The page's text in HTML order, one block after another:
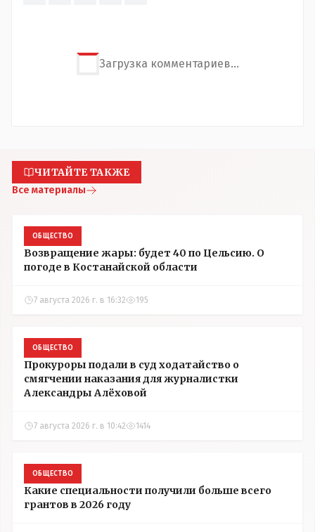
Загрузка комментариев...
ЧИТАЙТЕ ТАКЖЕ
Все материалы
ОБЩЕСТВО
Возвращение жары: будет 40 по Цельсию. О
погоде в Костанайской области
7 августа 2026 г. в 16:32 195
ОБЩЕСТВО
Прокуроры подали в суд ходатайство о
смягчении наказания для журналистки
Александры Алёховой
7 августа 2026 г. в 10:42 1414
ОБЩЕСТВО
Какие специальности получили больше всего
грантов в 2026 году